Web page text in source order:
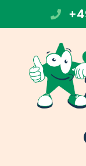
springen